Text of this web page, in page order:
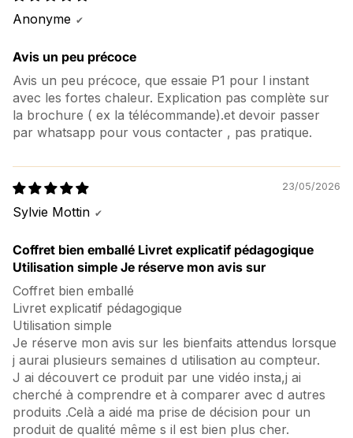
Anonyme
Avis un peu précoce
Avis un peu précoce, que essaie P1 pour l instant
avec les fortes chaleur. Explication pas complète sur
la brochure ( ex la télécommande).et devoir passer
par whatsapp pour vous contacter , pas pratique.
23/05/2026
Sylvie Mottin
Coffret bien emballé Livret explicatif pédagogique
Utilisation simple Je réserve mon avis sur
Coffret bien emballé
Livret explicatif pédagogique
Utilisation simple
Je réserve mon avis sur les bienfaits attendus lorsque
j aurai plusieurs semaines d utilisation au compteur.
J ai découvert ce produit par une vidéo insta,j ai
cherché à comprendre et à comparer avec d autres
produits .Celà a aidé ma prise de décision pour un
produit de qualité même s il est bien plus cher.